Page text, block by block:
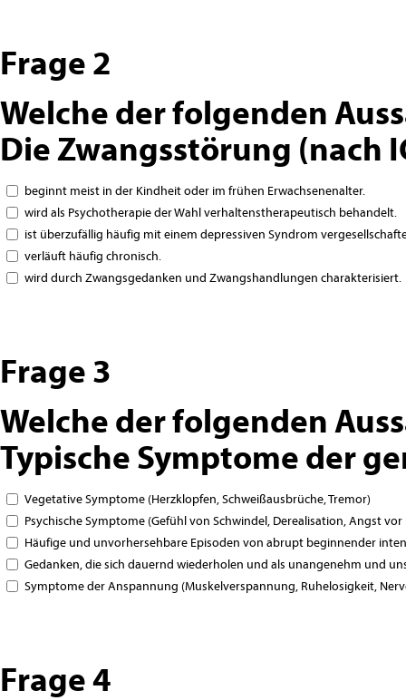
Frage 2
Welche der folgenden
Die Zwangsstörung (nach
beginnt meist in der Kindheit oder im frühen Erwachsenenalter.
wird als Psychotherapie der Wahl verhaltenstherapeutisch behandelt.
ist überzufällig häufig mit einem depressiven Syndrom
verläuft häufig chronisch.
wird durch Zwangsgedanken und Zwangshandlungen charakterisiert.
Frage 3
Welche der folgenden
Typische Symptome der
Vegetative Symptome (Herzklopfen, Schweißausbrüche, Tremor)
Psychische Symptome (Gefühl von Schwindel, Derealisation, Angst
Häufige und unvorhersehbare Episoden von abrupt beginnender
Gedanken, die sich dauernd wiederholen und als unangenehm und
Symptome der Anspannung (Muskelverspannung, Ruhelosigkeit,
Frage 4